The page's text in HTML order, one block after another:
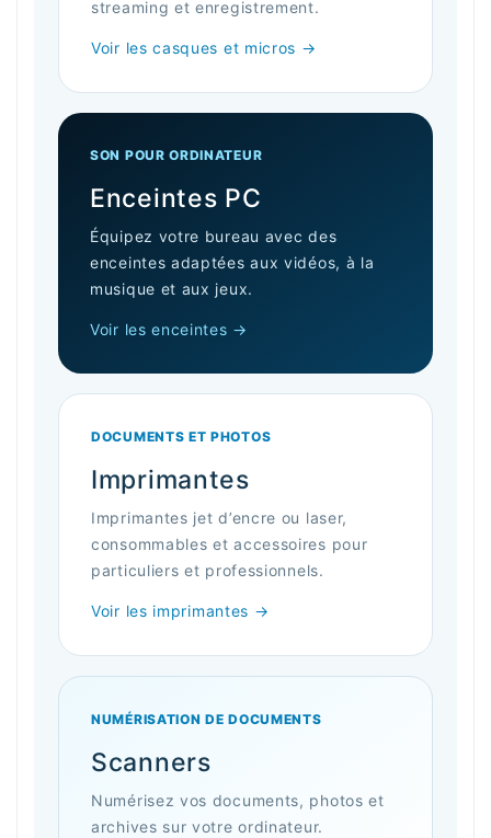
streaming et enregistrement.
Voir les casques et micros →
SON POUR ORDINATEUR
Enceintes PC
Équipez votre bureau avec des
enceintes adaptées aux vidéos, à la
musique et aux jeux.
Voir les enceintes →
DOCUMENTS ET PHOTOS
Imprimantes
Imprimantes jet d’encre ou laser,
consommables et accessoires pour
particuliers et professionnels.
Voir les imprimantes →
NUMÉRISATION DE DOCUMENTS
Scanners
Numérisez vos documents, photos et
archives sur votre ordinateur.